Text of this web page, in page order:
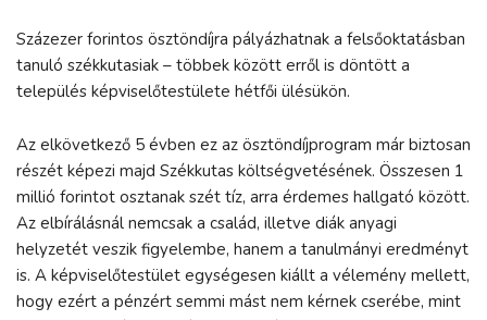
Százezer forintos ösztöndíjra pályázhatnak a felsőoktatásban
tanuló székkutasiak – többek között erről is döntött a
település képviselőtestülete hétfői ülésükön.
Az elkövetkező 5 évben ez az ösztöndíjprogram már biztosan
részét képezi majd Székkutas költségvetésének. Összesen 1
millió forintot osztanak szét tíz, arra érdemes hallgató között.
Az elbírálásnál nemcsak a család, illetve diák anyagi
helyzetét veszik figyelembe, hanem a tanulmányi eredményt
is. A képviselőtestület egységesen kiállt a vélemény mellett,
hogy ezért a pénzért semmi mást nem kérnek cserébe, mint